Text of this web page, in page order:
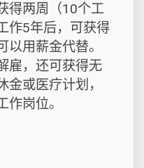
两周（10个工
作5年后，可获得
用薪金代替。
雇，还可获得无
或医疗计划，
岗位。